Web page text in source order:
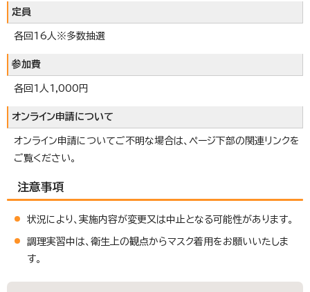
定員
各回16人※多数抽選
参加費
各回1人1,000円
オンライン申請について
オンライン申請についてご不明な場合は、ページ下部の関連リンクを
ご覧ください。
注意事項
状況により、実施内容が変更又は中止となる可能性があります。
調理実習中は、衛生上の観点からマスク着用をお願いいたしま
す。